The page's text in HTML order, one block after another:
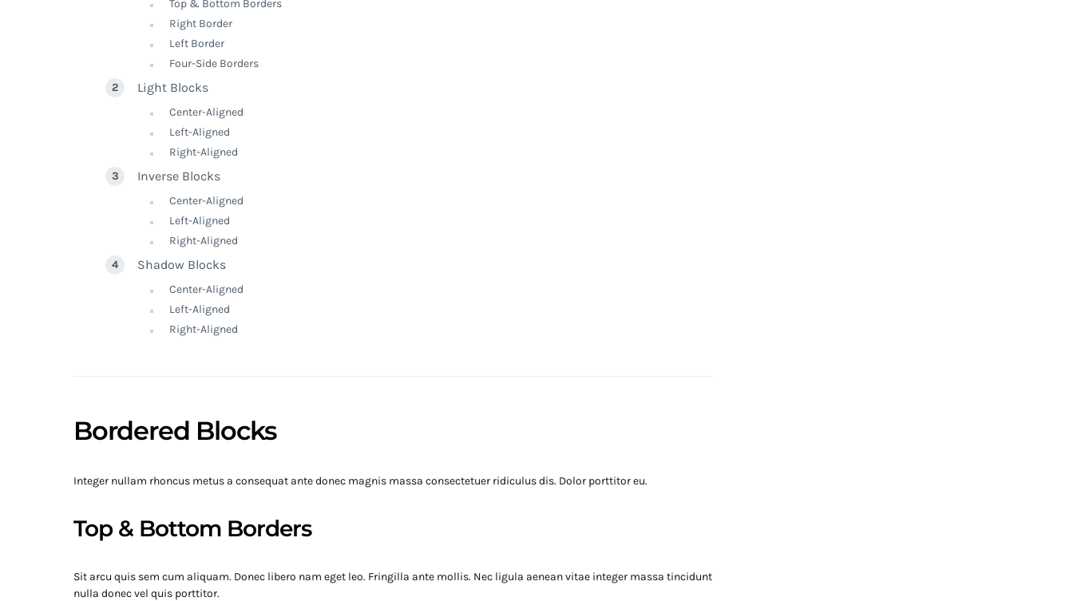
Top & Bottom Borders
Right Border
Left Border
Four-Side Borders
Light Blocks
Center-Aligned
Left-Aligned
Right-Aligned
Inverse Blocks
Center-Aligned
Left-Aligned
Right-Aligned
Shadow Blocks
Center-Aligned
Left-Aligned
Right-Aligned
Bordered Blocks
Integer nullam rhoncus metus a consequat ante donec magnis massa consectetuer ridiculus dis. Dolor porttitor eu.
Top & Bottom Borders
Sit arcu quis sem cum aliquam. Donec libero nam eget leo. Fringilla ante mollis. Nec ligula aenean vitae integer massa tincidunt
nulla donec vel quis porttitor.